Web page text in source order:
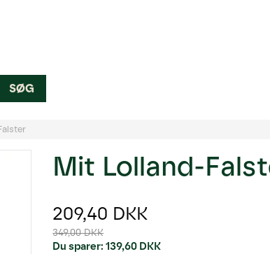
SØG
Mit Lolland-
209,40 DKK
349,00 DKK
Du sparer:139,60 DKK